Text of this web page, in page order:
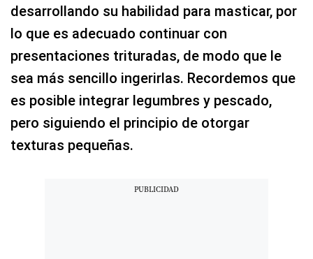
desarrollando su habilidad para masticar, por
lo que es adecuado continuar con
presentaciones trituradas, de modo que le
sea más sencillo ingerirlas. Recordemos que
es posible integrar legumbres y pescado,
pero siguiendo el principio de otorgar
texturas pequeñas.